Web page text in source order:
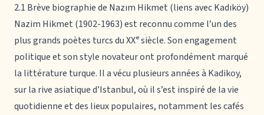
2.1 Brève biographie de Nazım Hikmet (liens avec Kadıköy)
Nazim Hikmet (1902-1963) est reconnu comme l’un des
plus grands poètes turcs du XXᵉ siècle. Son engagement
politique et son style novateur ont profondément marqué
la littérature turque. Il a vécu plusieurs années à Kadikoy,
sur la rive asiatique d’Istanbul, où il s’est inspiré de la vie
quotidienne et des lieux populaires, notamment les cafés